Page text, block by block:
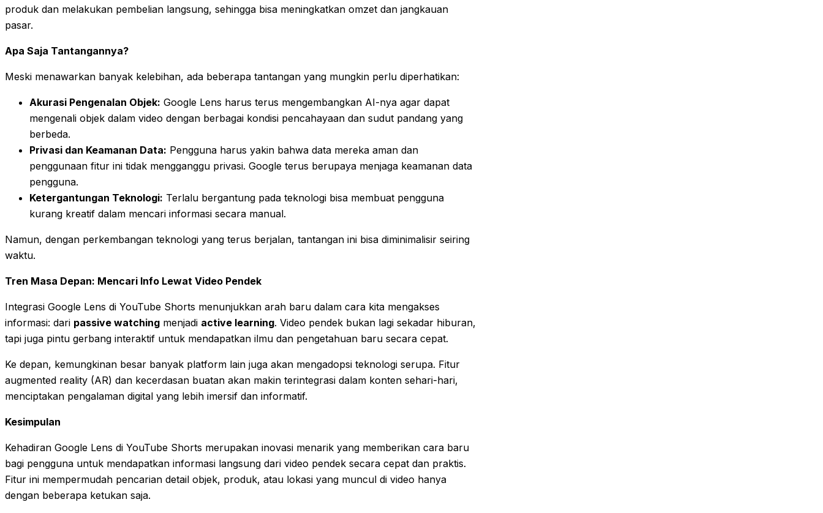
produk dan melakukan pembelian langsung, sehingga bisa meningkatkan omzet dan jangkauan
pasar.
Apa Saja Tantangannya?
Meski menawarkan banyak kelebihan, ada beberapa tantangan yang mungkin perlu diperhatikan:
Akurasi Pengenalan Objek: Google Lens harus terus mengembangkan AI-nya agar dapat
mengenali objek dalam video dengan berbagai kondisi pencahayaan dan sudut pandang yang
berbeda.
Privasi dan Keamanan Data: Pengguna harus yakin bahwa data mereka aman dan
penggunaan fitur ini tidak mengganggu privasi. Google terus berupaya menjaga keamanan data
pengguna.
Ketergantungan Teknologi: Terlalu bergantung pada teknologi bisa membuat pengguna
kurang kreatif dalam mencari informasi secara manual.
Namun, dengan perkembangan teknologi yang terus berjalan, tantangan ini bisa diminimalisir seiring
waktu.
Tren Masa Depan: Mencari Info Lewat Video Pendek
Integrasi Google Lens di YouTube Shorts menunjukkan arah baru dalam cara kita mengakses
informasi: dari passive watching menjadi active learning. Video pendek bukan lagi sekadar hiburan,
tapi juga pintu gerbang interaktif untuk mendapatkan ilmu dan pengetahuan baru secara cepat.
Ke depan, kemungkinan besar banyak platform lain juga akan mengadopsi teknologi serupa. Fitur
augmented reality (AR) dan kecerdasan buatan akan makin terintegrasi dalam konten sehari-hari,
menciptakan pengalaman digital yang lebih imersif dan informatif.
Kesimpulan
Kehadiran Google Lens di YouTube Shorts merupakan inovasi menarik yang memberikan cara baru
bagi pengguna untuk mendapatkan informasi langsung dari video pendek secara cepat dan praktis.
Fitur ini mempermudah pencarian detail objek, produk, atau lokasi yang muncul di video hanya
dengan beberapa ketukan saja.